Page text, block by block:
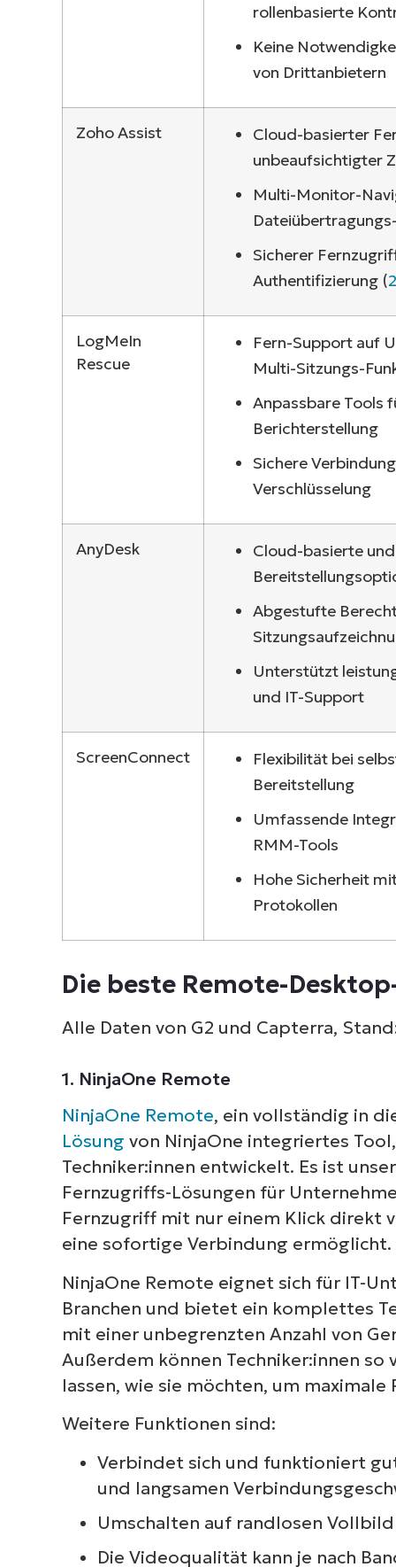
rollenbasierte
Keine
von Drittanbietern
Zoho Assist
Cloud-basierter
unbeaufsichtigter
Multi-Monitor-
Sicherer
Authentifizierung (
LogMeIn
Rescue
Fern-Support auf
Multi-Sitzungs-
Anpassbare Tools
Berichterstellung
Sichere
Verschlüsselung
AnyDesk
Cloud-basierte
Abgestufte
Unterstützt
und IT-Support
ScreenConnect
Flexibilität bei
Bereitstellung
Umfassende
RMM-Tools
Hohe Sicherheit
Protokollen
Die beste Remote-
Alle Daten von G2 und Capterra,
1. NinjaOne Remote
NinjaOne Remote, ein vollständig in
Lösung von NinjaOne integriertes
Techniker:innen entwickelt. Es ist
Fernzugriffs-Lösungen für
Fernzugriff mit nur einem Klick direkt
eine sofortige Verbindung ermöglicht.
NinjaOne Remote eignet sich für IT-
Branchen und bietet ein komplettes
mit einer unbegrenzten Anzahl von
Außerdem können Techniker:innen
lassen, wie sie möchten, um
Weitere Funktionen sind:
Verbindet sich und funktioniert
und langsamen
Umschalten auf randlosen
Die Videoqualität kann je nach